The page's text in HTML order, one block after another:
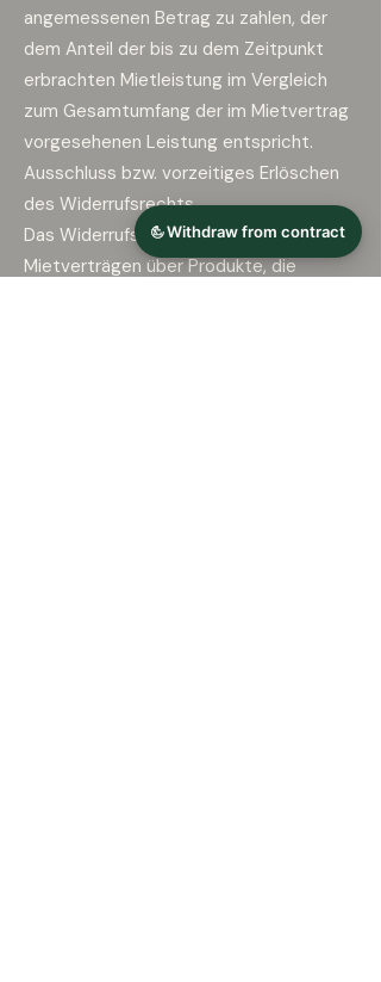
angemessenen Betrag zu zahlen, der
dem Anteil der bis zu dem Zeitpunkt
erbrachten Mietleistung im Vergleich
zum Gesamtumfang der im Mietvertrag
vorgesehenen Leistung entspricht.
Ausschluss bzw. vorzeitiges Erlöschen
des Widerrufsrechts
Das Widerrufsrecht besteht nicht bei
Mietverträgen über Produkte, die